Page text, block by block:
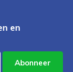
en
Abonneer